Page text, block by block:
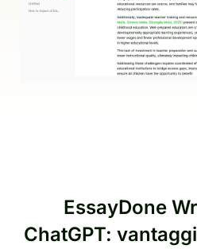
EssayDone
ChatGPT: